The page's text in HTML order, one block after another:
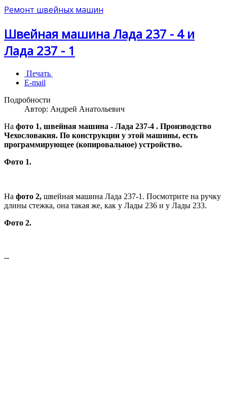
Ремонт швейных машин
Швейная машина Лада 237 - 4 и
Лада 237 - 1
Печать
E-mail
Подробности
Автор: Андрей Анатольевич
На фото 1, швейная машина - Лада 237-4 . Производство
Чехословакия. По конструкции у этой машины, есть
программирующее (копировальное) устройство.
Фото 1.
На фото 2, швейная машина Лада 237-1. Посмотрите на ручку
длины стежка, она такая же, как у Лады 236 и у Лады 233.
Фото 2.
--